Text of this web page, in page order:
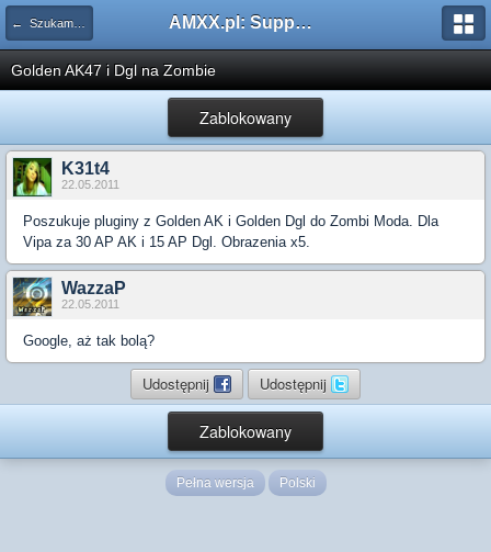
← Szukam pluginu AMXX.pl: Support AMX Mod X i SourceMod
Golden AK47 i Dgl na Zombie
Zablokowany
K31t4
22.05.2011
Poszukuje pluginy z Golden AK i Golden Dgl do Zombi Moda. Dla
Vipa za 30 AP AK i 15 AP Dgl. Obrazenia x5.
WazzaP
22.05.2011
Google, aż tak bolą?
Udostępnij Udostępnij
Zablokowany
Pełna wersja Polski